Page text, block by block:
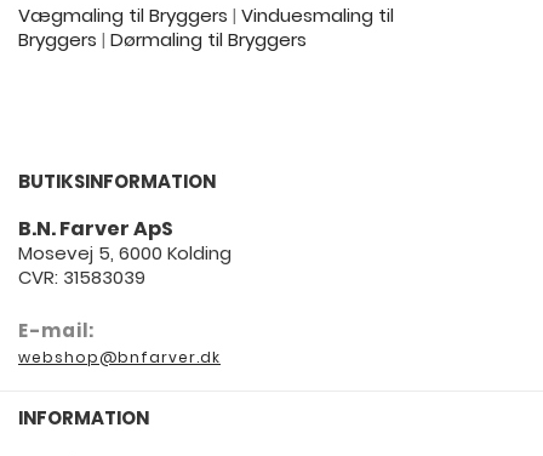
Vægmaling til Bryggers | Vinduesmaling til
Bryggers | Dørmaling til Bryggers
BUTIKSINFORMATION
B.N. Farver ApS
Mosevej 5, 6000 Kolding
CVR: 31583039
E-mail:
webshop@bnfarver.dk
INFORMATION